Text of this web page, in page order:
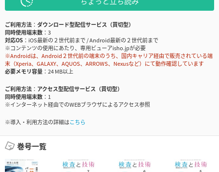
ご利用方法
ダウンロード型配信サービス（買切型）
同時使用端末数
3
対応OS
iOS最新の２世代前まで / Android最新の２世代前まで
※コンテンツの使用にあたり、専用ビューアisho.jpが必要
※Androidは、Android２世代前の端末のうち、国内キャリア経由で販売されている端
末（Xperia、GALAXY、AQUOS、ARROWS、Nexusなど）にて動作確認しています
必要メモリ容量
24 MB以上
ご利用方法
アクセス型配信サービス（買切型）
同時使用端末数
1
※インターネット経由でのWEBブラウザによるアクセス参照
※導入・利用方法の詳細はこちら
巻号一覧